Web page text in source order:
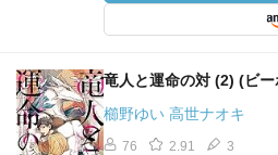
竜人と運命の対 (2) (ビ
櫛野ゆい 高世ナオキ
76 2.91 3